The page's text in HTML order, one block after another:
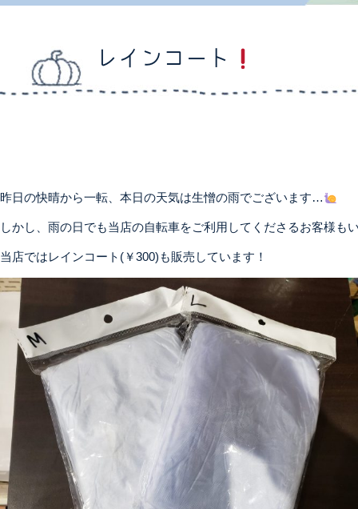
レインコート
昨日の快晴から一転、本日の天気は生憎の雨でございます…
しかし、雨の日でも当店の自転車をご利用してくださるお客様も
当店ではレインコート(￥300)も販売しています！